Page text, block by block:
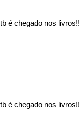
é chegado nos livros!!
é chegado nos livros!!